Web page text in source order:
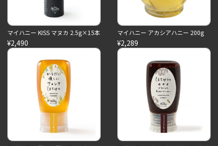
マイハニー KISS マヌカ 2.5g×15本
¥2,490
マイハニー アカシアハニー 200g
¥2,289